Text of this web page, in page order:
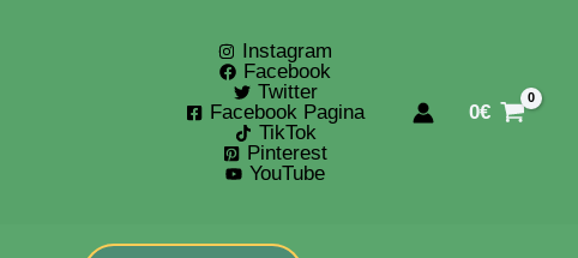
Instagram
Facebook
Twitter
Facebook Pagina
TikTok
Pinterest
YouTube
0€